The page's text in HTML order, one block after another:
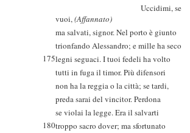
Uccidimi, se
vuoi,(Affannato)
ma salvati, signor. Nel porto è giunto
trionfando Alessandro; e mille ha seco
175legni seguaci. I tuoi fedeli ha volto
tutti in fuga il timor. Più difensori
non ha la reggia o la città; se tardi,
preda sarai del vincitor. Perdona
se violai la legge. Era il salvarti
180troppo sacro dover; ma sfortunato